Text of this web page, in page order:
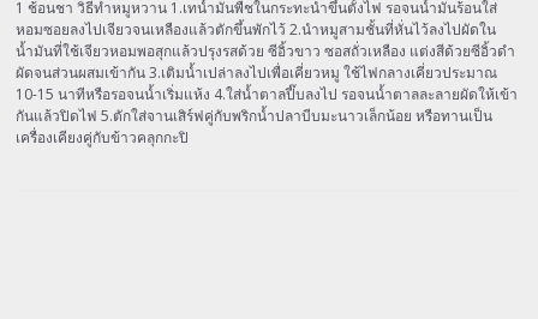
1 ช้อนชา วิธีทำหมูหวาน 1.เทน้ำมันพืชในกระทะนำขึ้นตั้งไฟ รอจนน้ำมันร้อนใส่
หอมซอยลงไปเจียวจนเหลืองแล้วตักขึ้นพักไว้ 2.นำหมูสามชั้นที่หั่นไว้ลงไปผัดใน
น้ำมันที่ใช้เจียวหอมพอสุกแล้วปรุงรสด้วย ซีอิ้วขาว ซอสถั่วเหลือง แต่งสีด้วยซีอิ้วดำ
ผัดจนส่วนผสมเข้ากัน 3.เติมน้ำเปล่าลงไปเพื่อเคี่ยวหมู ใช้ไฟกลางเคี่ยวประมาณ
10-15 นาทีหรือรอจนน้ำเริ่มแห้ง 4.ใส่น้ำตาลปี๊บลงไป รอจนน้ำตาลละลายผัดให้เข้า
กันแล้วปิดไฟ 5.ตักใส่จานเสิร์ฟคู่กับพริกน้ำปลาบีบมะนาวเล็กน้อย หรือทานเป็น
เครื่องเคียงคู่กับข้าวคลุกกะปิ